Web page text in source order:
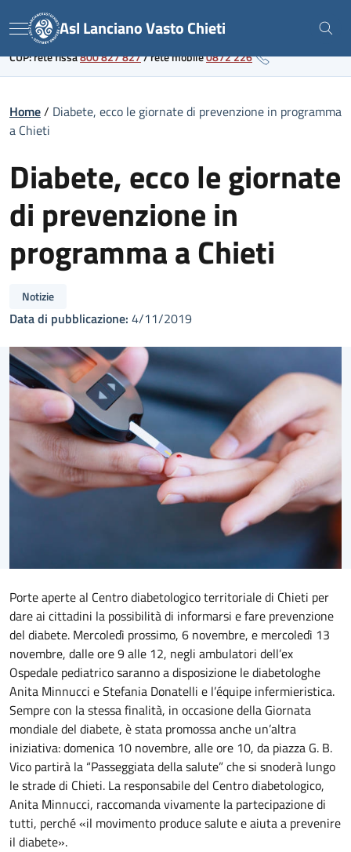
to
content
Link al portale sanitario regionale
Menu Asl Lanciano Vasto Chieti
CUP: rete fissa800 827 827/rete mobile0872 226
Home/ Diabete, ecco le giornate di prevenzione in programma
a Chieti
Diabete, ecco le giornate
di prevenzione in
programma a Chieti
Notizie
Data di pubblicazione: 4/11/2019
Porte aperte al Centro diabetologico territoriale di Chieti per
dare ai cittadini la possibilità di informarsi e fare prevenzione
del diabete. Mercoledì prossimo, 6 novembre, e mercoledì 13
novembre, dalle ore 9 alle 12, negli ambulatori dell’ex
Ospedale pediatrico saranno a disposizione le diabetologhe
Anita Minnucci e Stefania Donatelli e l’équipe infermieristica.
Sempre con la stessa finalità, in occasione della Giornata
mondiale del diabete, è stata promossa anche un’altra
iniziativa: domenica 10 novembre, alle ore 10, da piazza G. B.
Vico partirà la “Passeggiata della salute” che si snoderà lungo
le strade di Chieti. La responsabile del Centro diabetologico,
Anita Minnucci, raccomanda vivamente la partecipazione di
tutti, perché «il movimento produce salute e aiuta a prevenire
il diabete».